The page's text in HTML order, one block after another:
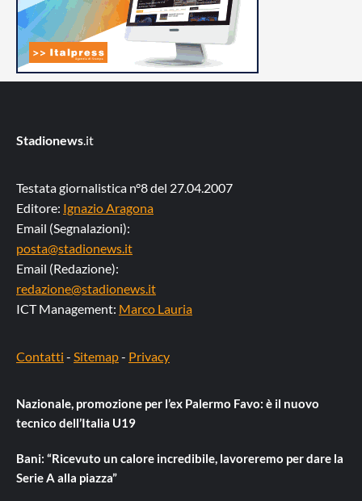
Stadionews.it
Testata giornalistica n°8 del 27.04.2007
Editore: Ignazio Aragona
Email (Segnalazioni):
posta@stadionews.it
Email (Redazione):
redazione@stadionews.it
ICT Management: Marco Lauria
Contatti - Sitemap- Privacy
Nazionale, promozione per l’ex Palermo Favo: è il nuovo
tecnico dell’Italia U19
Bani: “Ricevuto un calore incredibile, lavoreremo per dare la
Serie A alla piazza”